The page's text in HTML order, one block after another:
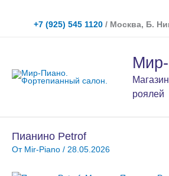
содержимому
+7 (925) 545 1120 / Москва, Б.
роялей
Пианино Petrof
От Mir-Piano / 28.05.2026